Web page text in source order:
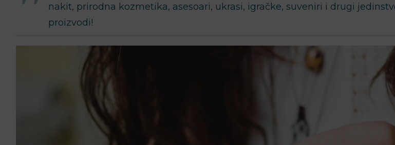
nakit, prirodna kozmetika, asesoari, ukrasi, igračke, suveniri i drugi
proizvodi!